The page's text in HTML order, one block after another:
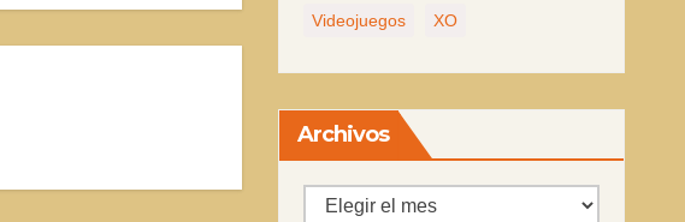
Videojuegos XO
Archivos
Archivos